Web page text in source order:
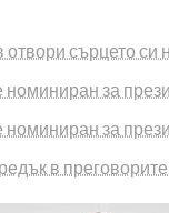
сърцето си
за
за
в